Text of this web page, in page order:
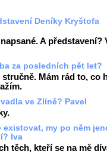
Deníky Kryštofa
A představení?
za posledních pět let?
Mám rád to, co
ve Zlíně? Pavel
my po něm
Iva
těch, kteří se na mě